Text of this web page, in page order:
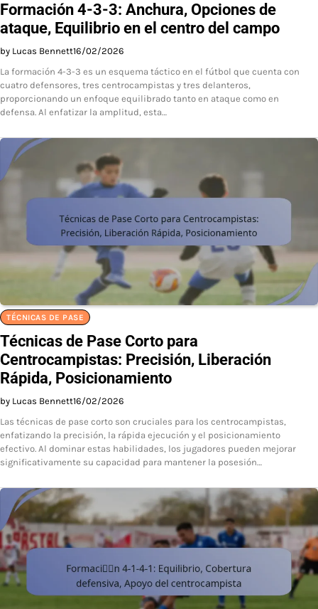
Formación 4-3-3: Anchura, Opciones de
ataque, Equilibrio en el centro del campo
by Lucas Bennett16/02/2026
La formación 4-3-3 es un esquema táctico en el fútbol que cuenta con
cuatro defensores, tres centrocampistas y tres delanteros,
proporcionando un enfoque equilibrado tanto en ataque como en
defensa. Al enfatizar la amplitud, esta…
TÉCNICAS DE PASE
Técnicas de Pase Corto para
Centrocampistas: Precisión, Liberación
Rápida, Posicionamiento
by Lucas Bennett16/02/2026
Las técnicas de pase corto son cruciales para los centrocampistas,
enfatizando la precisión, la rápida ejecución y el posicionamiento
efectivo. Al dominar estas habilidades, los jugadores pueden mejorar
significativamente su capacidad para mantener la posesión…